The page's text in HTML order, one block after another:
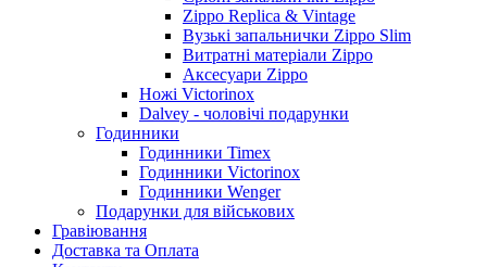
Zippo Replica & Vintage
Вузькі запальнички Zippo Slim
Витратні матеріали Zippo
Аксесуари Zippo
Ножі Victorinox
Dalvey - чоловічі подарунки
Годинники
Годинники Timex
Годинники Victorinox
Годинники Wenger
Подарунки для військових
Гравіювання
Доставка та Оплата